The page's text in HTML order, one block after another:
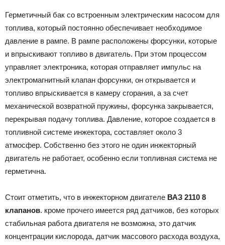
Герметичный бак со встроенным электрическим насосом для
топлива, который постоянно обеспечивает необходимое
давление в рампе. В рампе расположены форсунки, которые
и впрыскивают топливо в двигатель. При этом процессом
управляет электроника, которая отправляет импульс на
электромагнитный клапан форсунки, он открывается и
топливо впрыскивается в камеру сгорания, а за счет
механической возвратной пружины, форсунка закрывается,
перекрывая подачу топлива. Давление, которое создается в
топливной системе инжектора, составляет около 3
атмосфер. Собственно без этого не один инжекторный
двигатель не работает, особенно если топливная система не
герметична.
Стоит отметить, что в инжекторном двигателе ВАЗ 2110 8
клапанов. кроме прочего имеется ряд датчиков, без которых
стабильная работа двигателя не возможна, это датчик
концентрации кислорода, датчик массового расхода воздуха,